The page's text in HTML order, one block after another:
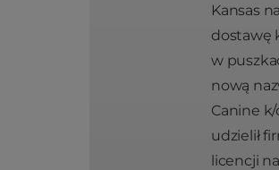
Kansas na
dostawę
w
nową
Canine k/
udzielił
licencji na